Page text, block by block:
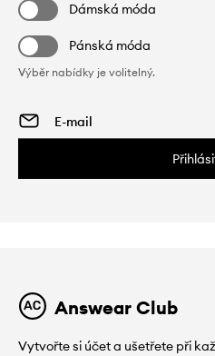
Dámská móda
Pánská móda
Výběr nabídky je volitelný.
Answear Club
Vytvořte si účet a ušetřete při